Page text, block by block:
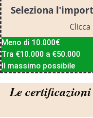
Seleziona
Meno di 10.000€
Tra €10.000 a €50.000
Il massimo possibile
Le